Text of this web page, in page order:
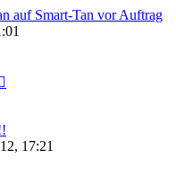
auf Smart-Tan vor Auftrag
17:21